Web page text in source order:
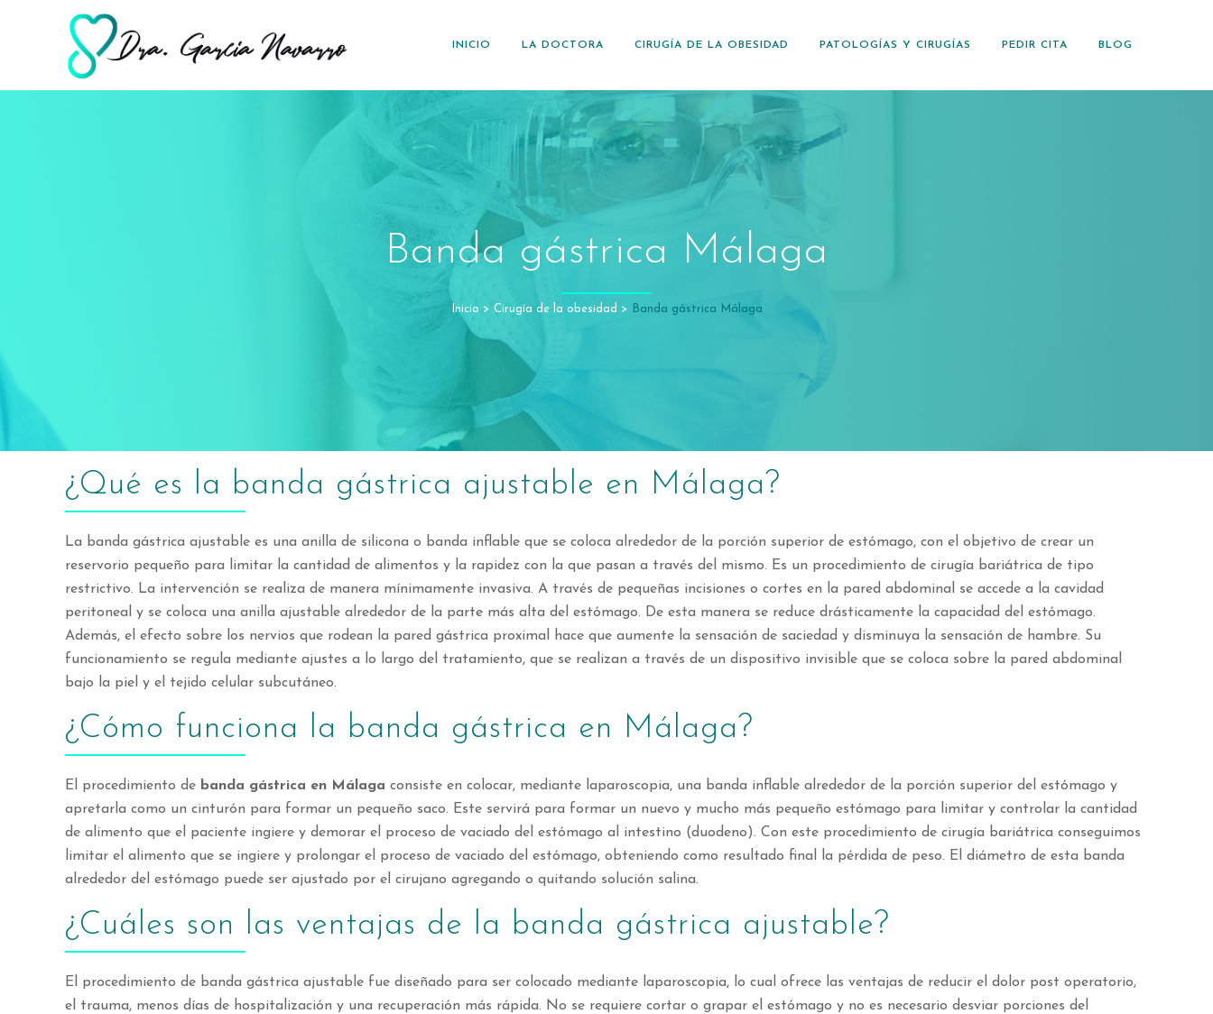
INICIO LA DOCTORA CIRUGÍA DE LA OBESIDAD PATOLOGÍAS Y CIRUGÍAS PEDIR CITA BLOG
Banda gástrica Málaga
Inicio > Cirugía de la obesidad > Banda gástrica Málaga
¿Qué es la banda gástrica ajustable en Málaga?
La banda gástrica ajustable es una anilla de silicona o banda inflable que se coloca alrededor de la porción superior de estómago, con el objetivo de crear un
reservorio pequeño para limitar la cantidad de alimentos y la rapidez con la que pasan a través del mismo. Es un procedimiento de cirugía bariátrica de tipo
restrictivo. La intervención se realiza de manera mínimamente invasiva. A través de pequeñas incisiones o cortes en la pared abdominal se accede a la cavidad
peritoneal y se coloca una anilla ajustable alrededor de la parte más alta del estómago. De esta manera se reduce drásticamente la capacidad del estómago.
Además, el efecto sobre los nervios que rodean la pared gástrica proximal hace que aumente la sensación de saciedad y disminuya la sensación de hambre. Su
funcionamiento se regula mediante ajustes a lo largo del tratamiento, que se realizan a través de un dispositivo invisible que se coloca sobre la pared abdominal
bajo la piel y el tejido celular subcutáneo.
¿Cómo funciona la banda gástrica en Málaga?
El procedimiento de banda gástrica en Málaga consiste en colocar, mediante laparoscopia, una banda inflable alrededor de la porción superior del estómago y
apretarla como un cinturón para formar un pequeño saco. Este servirá para formar un nuevo y mucho más pequeño estómago para limitar y controlar la cantidad
de alimento que el paciente ingiere y demorar el proceso de vaciado del estómago al intestino (duodeno). Con este procedimiento de cirugía bariátrica conseguimos
limitar el alimento que se ingiere y prolongar el proceso de vaciado del estómago, obteniendo como resultado final la pérdida de peso. El diámetro de esta banda
alrededor del estómago puede ser ajustado por el cirujano agregando o quitando solución salina.
¿Cuáles son las ventajas de la banda gástrica ajustable?
El procedimiento de banda gástrica ajustable fue diseñado para ser colocado mediante laparoscopia, lo cual ofrece las ventajas de reducir el dolor post operatorio,
el trauma, menos días de hospitalización y una recuperación más rápida. No se requiere cortar o grapar el estómago y no es necesario desviar porciones del